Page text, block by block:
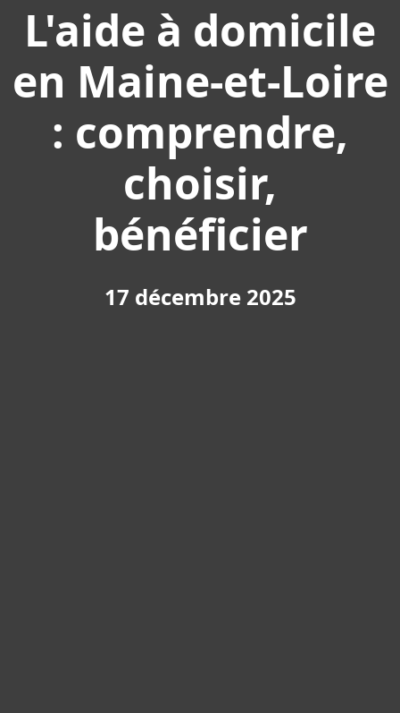
L'aide à domicile
en Maine-et-Loire
: comprendre,
choisir,
bénéficier
17 décembre 2025